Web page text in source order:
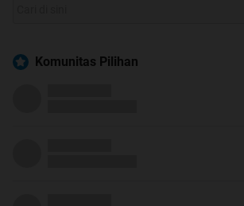
Komunitas Pilihan